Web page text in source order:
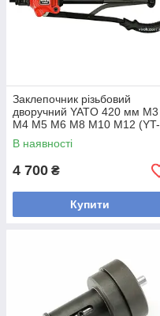
Заклепочник різьбовий
дворучний YATO 420 мм M3
M4 M5 M6 M8 M10 M12 (YT-
36125)
В наявності
4 700 ₴
Купити